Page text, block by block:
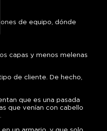
de equipo, dónde
capas y menos melenas
de cliente. De hecho,
que es una pasada
que venían con cabello